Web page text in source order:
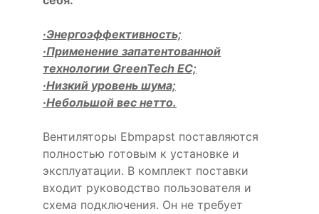
·Энергоэффективность;
·Применение запатентованной
технологии GreenTech EC;
·Низкий уровень шума;
·Небольшой вес нетто.
Вентиляторы Ebmpapst поставляются
полностью готовым к установке и
эксплуатации. В комплект поставки
входит руководство пользователя и
схема подключения. Он не требует